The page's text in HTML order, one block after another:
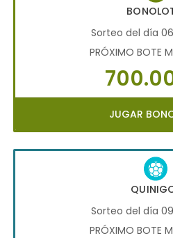
Sorteo del día
PRÓXIMO BOTE
JUGAR
Sorteo del día
PRÓXIMO BOTE